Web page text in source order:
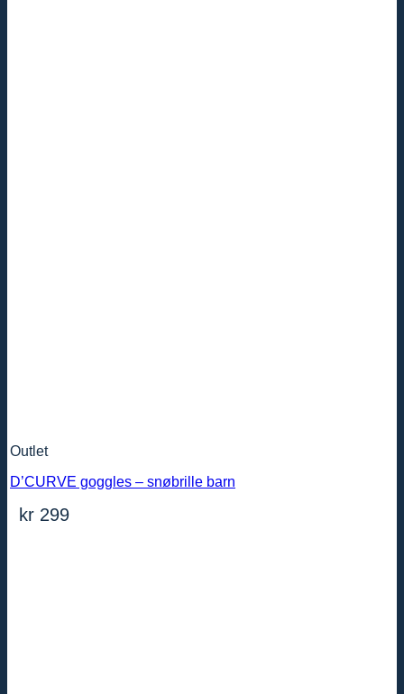
Outlet
D’CURVE goggles – snøbrille barn
kr 299